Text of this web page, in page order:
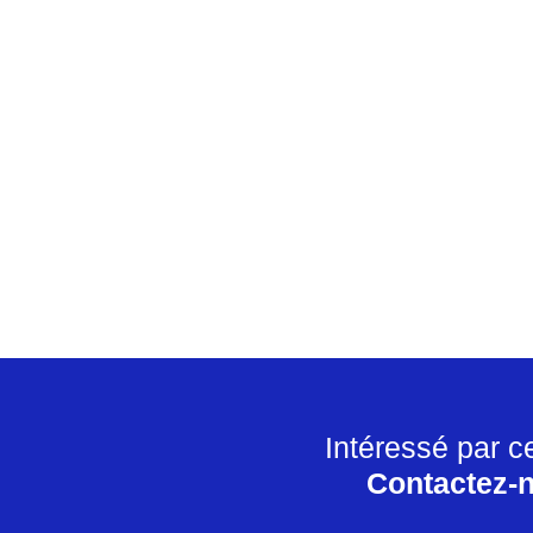
Intéressé par
Contactez-